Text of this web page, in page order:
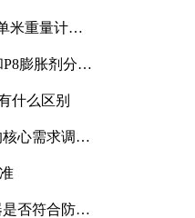
米重量计算
膨胀剂分别
什么区别
心需求调研
否符合防爆